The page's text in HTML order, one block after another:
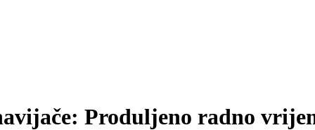
Produljeno radno